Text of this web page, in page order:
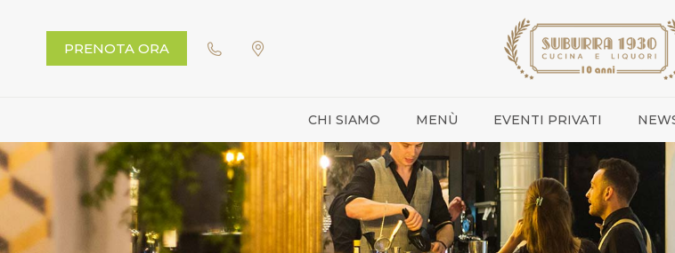
PRENOTA ORA
CHI SIAMO MENÙ EVENTI PRIVATI